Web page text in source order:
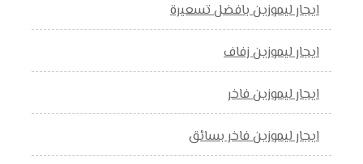
ايجار ليموزين بافضل تسعيرة
ايجار ليموزين زفاف
ايجار ليموزين فاخر
ايجار ليموزين فاخر بسائق